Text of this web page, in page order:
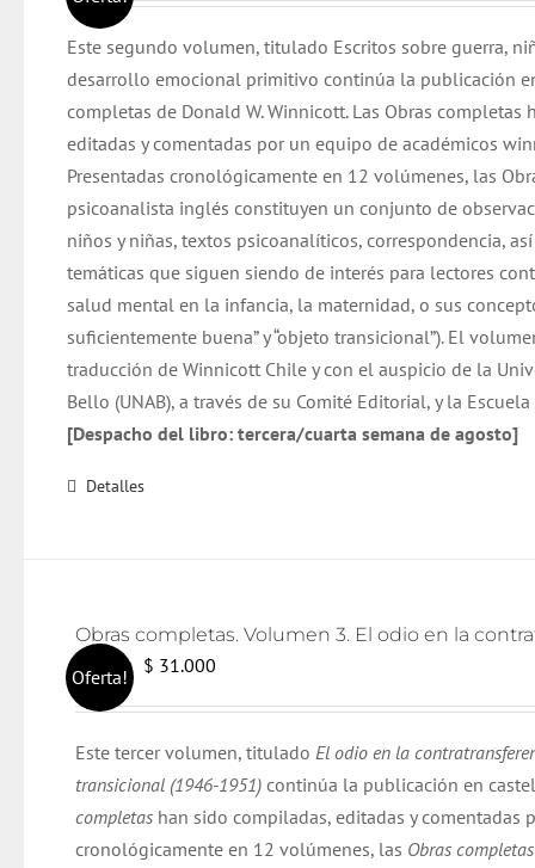
era:
$ 32.000.
es:
$ 31.000.
Este segundo volumen, titulado Escritos sobre guerra,
desarrollo emocional primitivo continúa la publicación
completas de Donald W. Winnicott. Las Obras completas
editadas y comentadas por un equipo de académicos
Presentadas cronológicamente en 12 volúmenes, las
psicoanalista inglés constituyen un conjunto de
niños y niñas, textos psicoanalíticos, correspondencia,
temáticas que siguen siendo de interés para lectores
salud mental en la infancia, la maternidad, o sus
suficientemente buena” y “objeto transicional”). El
traducción de Winnicott Chile y con el auspicio de la
Bello (UNAB), a través de su Comité Editorial, y la
[Despacho del libro: tercera/cuarta semana de agosto]
Detalles
Oferta!
$ 32.000
El
era:
$ 32.000.
$ 31.000El
es:
$ 31.000.
Este tercer volumen, titulado El odio en la
transicional (1946-1951) continúa la publicación en
completas han sido compiladas, editadas y comentadas
cronológicamente en 12 volúmenes, las Obras